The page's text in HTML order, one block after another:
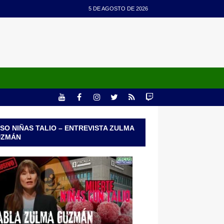
5 DE AGOSTO DE 2026
NIÑAS TALIO – ENTREVISTA ZULMA